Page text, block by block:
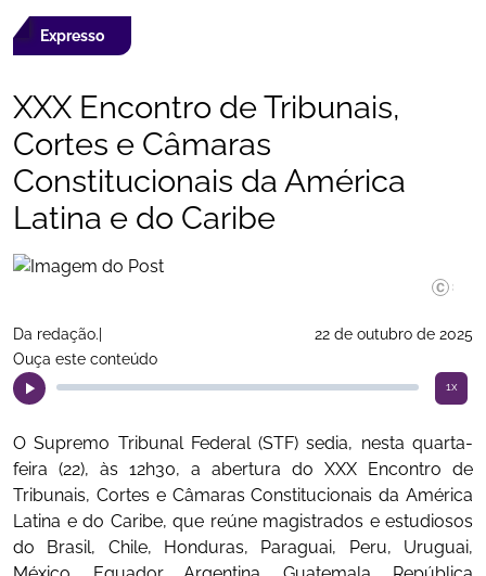
Expresso
XXX Encontro de Tribunais,
Cortes e Câmaras
Constitucionais da América
Latina e do Caribe
Da redação.|
22 de outubro de 2025
Ouça este conteúdo
1x
O Supremo Tribunal Federal (STF) sedia, nesta quarta-
feira (22), às 12h30, a abertura do XXX Encontro de
Tribunais, Cortes e Câmaras Constitucionais da América
Latina e do Caribe, que reúne magistrados e estudiosos
do Brasil, Chile, Honduras, Paraguai, Peru, Uruguai,